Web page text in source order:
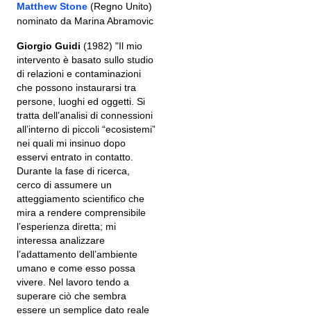
Matthew Stone (Regno Unito)
nominato da Marina Abramovic
Giorgio Guidi (1982) "Il mio
intervento è basato sullo studio
di relazioni e contaminazioni
che possono instaurarsi tra
persone, luoghi ed oggetti. Si
tratta dell’analisi di connessioni
all’interno di piccoli “ecosistemi”
nei quali mi insinuo dopo
esservi entrato in contatto.
Durante la fase di ricerca,
cerco di assumere un
atteggiamento scientifico che
mira a rendere comprensibile
l’esperienza diretta; mi
interessa analizzare
l’adattamento dell’ambiente
umano e come esso possa
vivere. Nel lavoro tendo a
superare ciò che sembra
essere un semplice dato reale